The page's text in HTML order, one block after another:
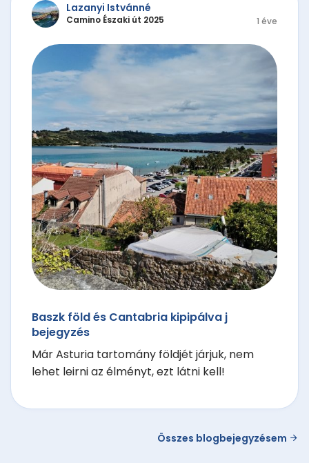
Lazanyi Istvánné
Camino Északi út 2025 1 éve
Baszk föld és Cantabria kipipálva j
bejegyzés
Már Asturia tartomány földjét járjuk, nem
lehet leirni az élményt, ezt látni kell!
Összes blogbejegyzésem